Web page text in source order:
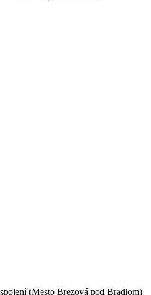
(Mesto Brezová pod Bradlom)